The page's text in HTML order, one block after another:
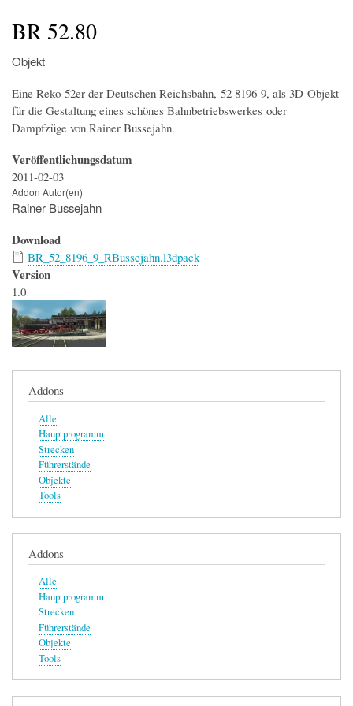
BR 52.80
Objekt
Eine Reko-52er der Deutschen Reichsbahn, 52 8196-9, als 3D-Objekt
für die Gestaltung eines schönes Bahnbetriebswerkes oder
Dampfzüge von Rainer Bussejahn.
Veröffentlichungsdatum
2011-02-03
Addon Autor(en)
Rainer Bussejahn
Download
BR_52_8196_9_RBussejahn.l3dpack
Version
1.0
Addons
Alle
Hauptprogramm
Strecken
Führerstände
Objekte
Tools
Addons
Alle
Hauptprogramm
Strecken
Führerstände
Objekte
Tools